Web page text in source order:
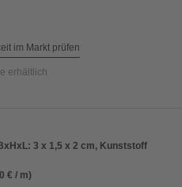
im Markt prüfen
erhältlich
3 x 1,5 x 2 cm, Kunststoff
€ / m)